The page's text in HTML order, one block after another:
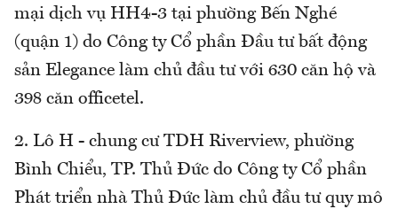
mại dịch vụ HH4-3 tại phường Bến Nghé
(quận 1) do Công ty Cổ phần Đầu tư bất động
sản Elegance làm chủ đầu tư với 630 căn hộ và
398 căn officetel.
2. Lô H - chung cư TDH Riverview, phường
Bình Chiểu, TP. Thủ Đức do Công ty Cổ phần
Phát triển nhà Thủ Đức làm chủ đầu tư quy mô